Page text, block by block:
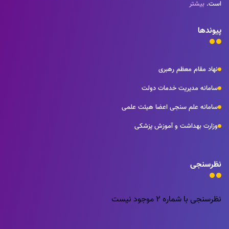
است. بیشتر
پیوندها
نهاد مقام معظم رهبری
سامانه مدیریت خدمات دولت
سامانه علم سنجی اعضا هیئت علمی
وزارت بهداشت و آموزش پزشکی
نظرسنجی
نظرسنجی با شماره 2 موجود نیست